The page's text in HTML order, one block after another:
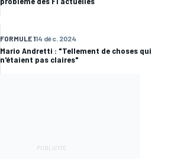
FORMULE 114 déc. 2024
Mario Andretti : "Tellement de choses qui
n'étaient pas claires"